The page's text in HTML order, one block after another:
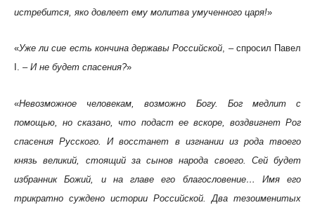
истребится, яко довлеет ему молитва умученного царя!»
«Уже ли сие есть кончина державы Российской, – спросил Павел
I. – И не будет спасения?»
«Невозможное человекам, возможно Богу. Бог медлит с
помощью, но сказано, что подаст ее вскоре, воздвигнет Рог
спасения Русского. И восстанет в изгнании из рода твоего
князь великий, стоящий за сынов народа своего. Сей будет
избранник Божий, и на главе его благословение… Имя его
трикратно суждено истории Российской. Два тезоименитых